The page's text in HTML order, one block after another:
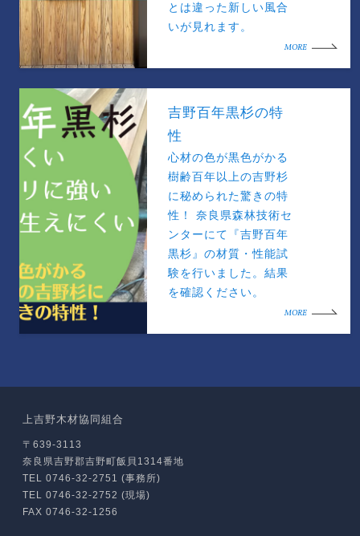
とは違った新しい風合
いが見れます。
MORE
吉野百年黒杉の特
性
心材の色が黒色がかる
樹齢百年以上の吉野杉
に秘められた驚きの特
性！ 奈良県森林技術セ
ンターにて『吉野百年
黒杉』の材質・性能試
験を行いました。結果
を確認ください。
MORE
上吉野木材協同組合
〒639-3113
奈良県吉野郡吉野町飯貝1314番地
TEL 0746-32-2751 (事務所)
TEL 0746-32-2752 (現場)
FAX 0746-32-1256